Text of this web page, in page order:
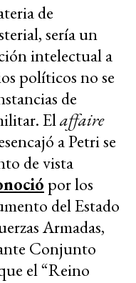
de
sería un
intelectual a
políticos no se
de
Elaffaire
a Petri se
de vista
por los
del Estado
Armadas,
Conjunto
el “Reino